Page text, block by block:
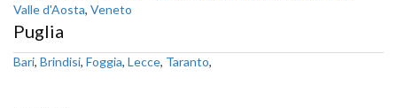
Valle d'Aosta, Veneto
Puglia
Bari, Brindisi, Foggia, Lecce, Taranto,